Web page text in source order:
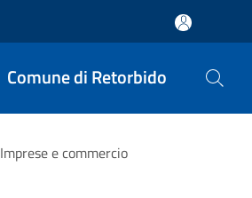
Comune di Retorbido
Imprese e commercio